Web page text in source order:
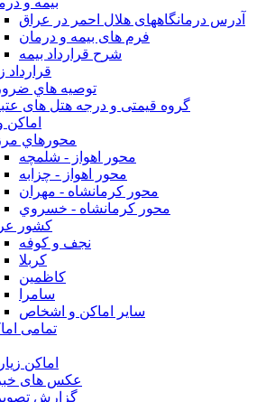
آدرس درمانگاههای هلال احمر در عراق
فرم های بیمه و درمان
شرح قرارداد بیمه
قرارداد
توصيه هاي
گروه قیمتی و درجه هتل های
محورهاي
محور اهواز - شلمچه
محور اهواز - چزابه
محور كرمانشاه - مهران
محور كرمانشاه - خسروي
كشور
نجف و كوفه
كربلا
كاظمين
سامرا
ساير اماكن و اشخاص
تمامی
اماکن
عکس های
گزارش